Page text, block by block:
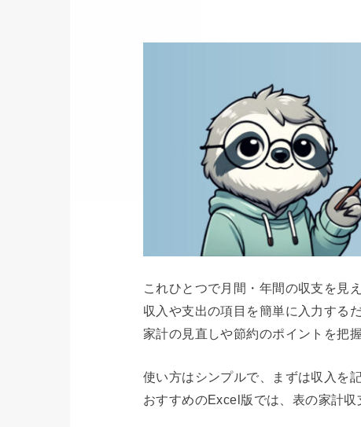
これひとつで月間・年間の収支を見
収入や支出の項目を簡単に入力する
家計の見直しや節約のポイントを把
使い方はシンプルで、まずは収入を
おすすめのExcel版では、表の家計収